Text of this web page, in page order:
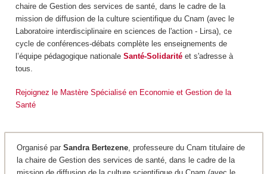
chaire de Gestion des services de santé, dans le cadre de la
mission de diffusion de la culture scientifique du Cnam (avec le
Laboratoire interdisciplinaire en sciences de l'action - Lirsa), ce
cycle de conférences-débats complète les enseignements de
l’équipe pédagogique nationale Santé-Solidaritéet s'adresse à
tous.
Rejoignez le Mastère Spécialisé en Economie et Gestion de la
Santé
Organisé par Sandra Bertezene, professeure du Cnam titulaire de
la chaire de Gestion des services de santé, dans le cadre de la